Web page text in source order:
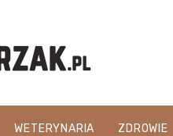
WETERYNARIA ZDROWIE